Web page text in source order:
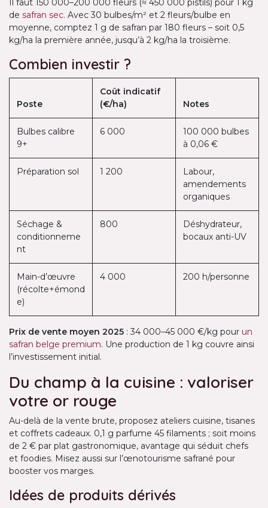
Il faut 150 000–200 000 fleurs (≈ 450 000 pistils) pour 1 kg
de safran sec. Avec 30 bulbes/m² et 2 fleurs/bulbe en
moyenne, comptez 1 g de safran par 180 fleurs – soit 0,5
kg/ha la première année, jusqu’à 2 kg/ha la troisième.
Combien investir ?
Poste
Coût indicatif
(€/ha)
Notes
Bulbes calibre
9+
6 000
100 000 bulbes
à 0,06 €
Préparation sol 1 200
Labour,
amendements
organiques
Séchage &
conditionneme
nt
800
Déshydrateur,
bocaux anti-UV
Main-d’œuvre
(récolte+émond
e)
4 000 200 h/personne
Prix de vente moyen 2025 : 34 000–45 000 €/kg pour un
safran belge premium. Une production de 1 kg couvre ainsi
l’investissement initial.
Du champ à la cuisine : valoriser
votre or rouge
Au-delà de la vente brute, proposez ateliers cuisine, tisanes
et coffrets cadeaux. 0,1 g parfume 45 filaments ; soit moins
de 2 € par plat gastronomique, avantage qui séduit chefs
et foodies. Misez aussi sur l’œnotourisme safrané pour
booster vos marges.
Idées de produits dérivés